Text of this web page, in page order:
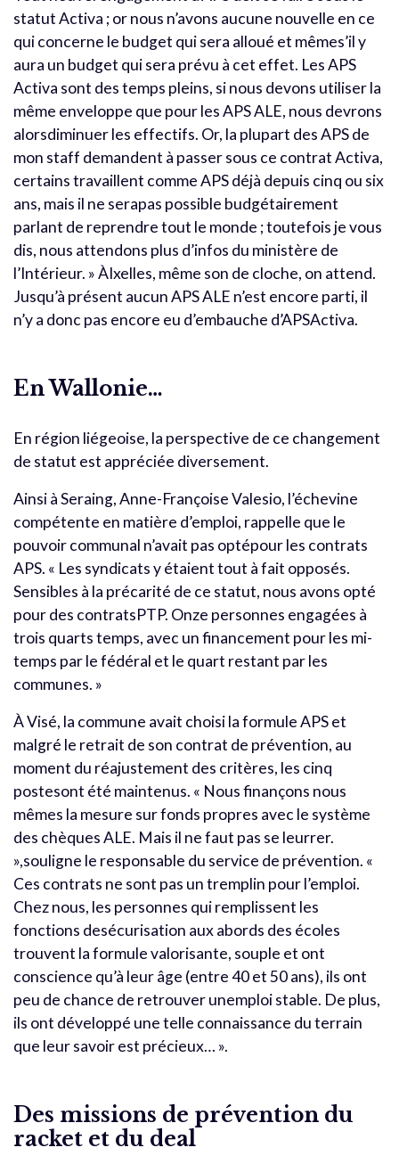
statut Activa ; or nous n’avons aucune nouvelle en ce
qui concerne le budget qui sera alloué et mêmes’il y
aura un budget qui sera prévu à cet effet. Les APS
Activa sont des temps pleins, si nous devons utiliser la
même enveloppe que pour les APS ALE, nous devrons
alorsdiminuer les effectifs. Or, la plupart des APS de
mon staff demandent à passer sous ce contrat Activa,
certains travaillent comme APS déjà depuis cinq ou six
ans, mais il ne serapas possible budgétairement
parlant de reprendre tout le monde ; toutefois je vous
dis, nous attendons plus d’infos du ministère de
l’Intérieur. » ÀIxelles, même son de cloche, on attend.
Jusqu’à présent aucun APS ALE n’est encore parti, il
n’y a donc pas encore eu d’embauche d’APSActiva.
En Wallonie…
En région liégeoise, la perspective de ce changement
de statut est appréciée diversement.
Ainsi à Seraing, Anne-Françoise Valesio, l’échevine
compétente en matière d’emploi, rappelle que le
pouvoir communal n’avait pas optépour les contrats
APS. « Les syndicats y étaient tout à fait opposés.
Sensibles à la précarité de ce statut, nous avons opté
pour des contratsPTP. Onze personnes engagées à
trois quarts temps, avec un financement pour les mi-
temps par le fédéral et le quart restant par les
communes. »
À Visé, la commune avait choisi la formule APS et
malgré le retrait de son contrat de prévention, au
moment du réajustement des critères, les cinq
postesont été maintenus. « Nous finançons nous
mêmes la mesure sur fonds propres avec le système
des chèques ALE. Mais il ne faut pas se leurrer.
»,souligne le responsable du service de prévention. «
Ces contrats ne sont pas un tremplin pour l’emploi.
Chez nous, les personnes qui remplissent les
fonctions desécurisation aux abords des écoles
trouvent la formule valorisante, souple et ont
conscience qu’à leur âge (entre 40 et 50 ans), ils ont
peu de chance de retrouver unemploi stable. De plus,
ils ont développé une telle connaissance du terrain
que leur savoir est précieux… ».
Des missions de prévention du
racket et du deal